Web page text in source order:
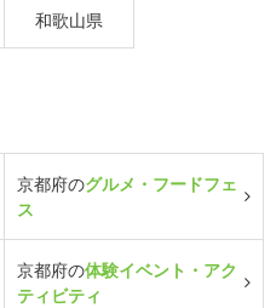
和歌山県
京都府のグルメ・フードフェ
ス
京都府の体験イベント・アク
ティビティ